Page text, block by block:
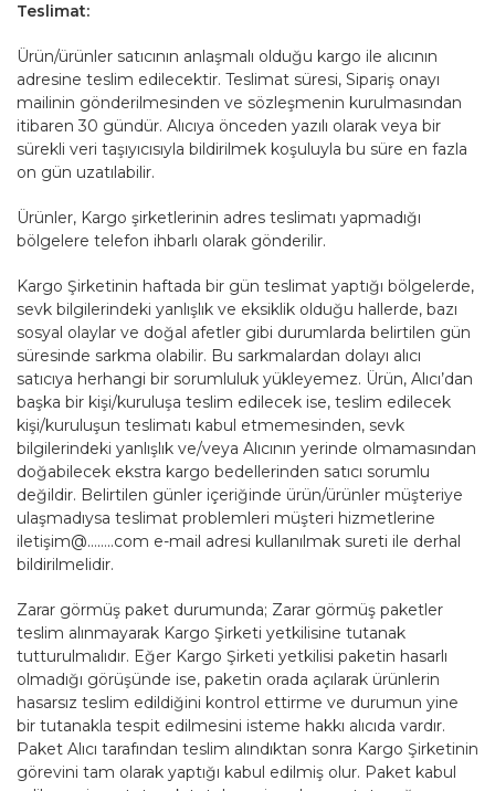
Teslimat:
Ürün/ürünler satıcının anlaşmalı olduğu kargo ile alıcının
adresine teslim edilecektir. Teslimat süresi, Sipariş onayı
mailinin gönderilmesinden ve sözleşmenin kurulmasından
itibaren 30 gündür. Alıcıya önceden yazılı olarak veya bir
sürekli veri taşıyıcısıyla bildirilmek koşuluyla bu süre en fazla
on gün uzatılabilir.
Ürünler, Kargo şirketlerinin adres teslimatı yapmadığı
bölgelere telefon ihbarlı olarak gönderilir.
Kargo Şirketinin haftada bir gün teslimat yaptığı bölgelerde,
sevk bilgilerindeki yanlışlık ve eksiklik olduğu hallerde, bazı
sosyal olaylar ve doğal afetler gibi durumlarda belirtilen gün
süresinde sarkma olabilir. Bu sarkmalardan dolayı alıcı
satıcıya herhangi bir sorumluluk yükleyemez. Ürün, Alıcı’dan
başka bir kişi/kuruluşa teslim edilecek ise, teslim edilecek
kişi/kuruluşun teslimatı kabul etmemesinden, sevk
bilgilerindeki yanlışlık ve/veya Alıcının yerinde olmamasından
doğabilecek ekstra kargo bedellerinden satıcı sorumlu
değildir. Belirtilen günler içeriğinde ürün/ürünler müşteriye
ulaşmadıysa teslimat problemleri müşteri hizmetlerine
iletişim@……..com e-mail adresi kullanılmak sureti ile derhal
bildirilmelidir.
Zarar görmüş paket durumunda; Zarar görmüş paketler
teslim alınmayarak Kargo Şirketi yetkilisine tutanak
tutturulmalıdır. Eğer Kargo Şirketi yetkilisi paketin hasarlı
olmadığı görüşünde ise, paketin orada açılarak ürünlerin
hasarsız teslim edildiğini kontrol ettirme ve durumun yine
bir tutanakla tespit edilmesini isteme hakkı alıcıda vardır.
Paket Alıcı tarafından teslim alındıktan sonra Kargo Şirketinin
görevini tam olarak yaptığı kabul edilmiş olur. Paket kabul